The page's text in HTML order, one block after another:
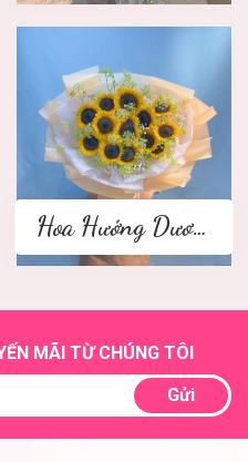
Hoa Hướng Dương
MÃI TỪ CHÚNG TÔI
Gửi